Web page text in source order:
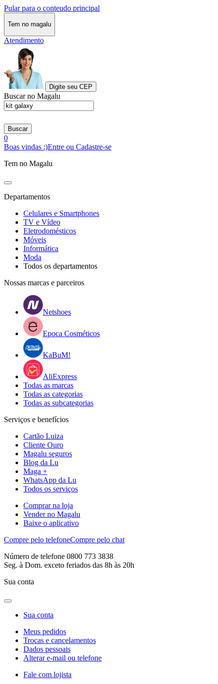
Pular para o conteudo principal
Tem no magalu
Atendimento
Digite seu CEP
Buscar no Magalu
Buscar
0
Boas vindas :)Entre ou Cadastre-se
Tem no Magalu
Departamentos
Celulares e Smartphones
TV e Vídeo
Eletrodomésticos
Móveis
Informática
Moda
Todos os departamentos
Nossas marcas e parceiros
Netshoes
Epoca Cosméticos
KaBuM!
AliExpress
Todas as marcas
Todas as categorias
Todas as subcategorias
Serviços e benefícios
Cartão Luiza
Cliente Ouro
Magalu seguros
Blog da Lu
Maga +
WhatsApp da Lu
Todos os serviços
Comprar na loja
Vender no Magalu
Baixe o aplicativo
Compre pelo telefoneCompre pelo chat
Número de telefone 0800 773 3838
Seg. à Dom. exceto feriados das 8h às 20h
Sua conta
Sua conta
Meus pedidos
Trocas e cancelamentos
Dados pessoais
Alterar e-mail ou telefone
Fale com lojista